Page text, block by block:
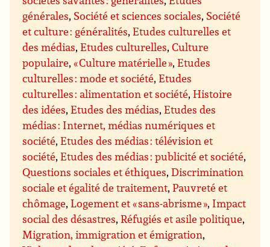
générales, Société et sciences sociales, Société
et culture : généralités,Etudes culturelles et
des médias,Etudes culturelles,Culture
populaire,« Culture matérielle »,Etudes
culturelles : mode et société,Etudes
culturelles : alimentation et société,Histoire
des idées,Etudes des médias,Etudes des
médias : Internet, médias numériques et
société,Etudes des médias : télévision et
société,Etudes des médias : publicité et société,
Questions sociales et éthiques,Discrimination
sociale et égalité de traitement,Pauvreté et
chômage,Logement et « sans-abrisme », Impact
social des désastres,Réfugiés et asile politique,
Migration, immigration et émigration,